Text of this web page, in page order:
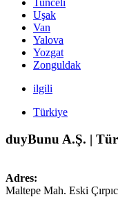
Tunceli
Uşak
Van
Yalova
Yozgat
Zonguldak
ilgili
Türkiye
duyBunu A.Ş. |
Adres:
Maltepe Mah. Eski